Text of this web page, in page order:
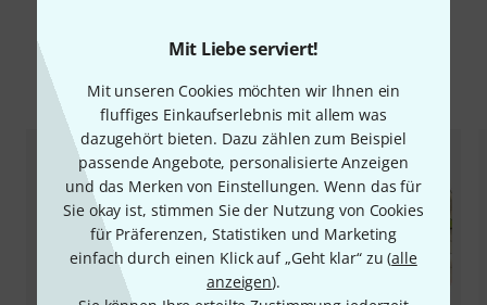
Mit Liebe serviert!
Mit unseren Cookies möchten wir Ihnen ein
fluffiges Einkaufserlebnis mit allem was
dazugehört bieten. Dazu zählen zum Beispiel
passende Angebote, personalisierte Anzeigen
und das Merken von Einstellungen. Wenn das für
Sie okay ist, stimmen Sie der Nutzung von Cookies
für Präferenzen, Statistiken und Marketing
einfach durch einen Klick auf „Geht klar“ zu (alle
anzeigen).
Alternativen vergleichen